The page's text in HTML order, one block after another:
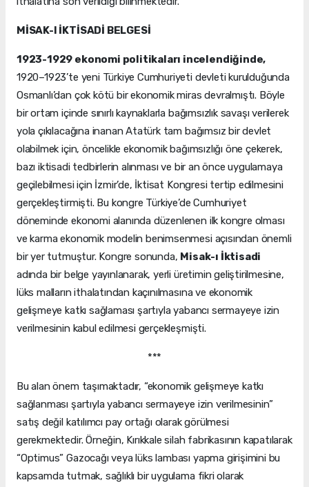
MİSAK-I İKTİSADİ BELGESİ
1923-1929 ekonomi politikaları incelendiğinde,
1920–1923’te yeni Türkiye Cumhuriyeti devleti kurulduğunda
Osmanlı’dan çok kötü bir ekonomik miras devralmıştı. Böyle
bir ortam içinde sınırlı kaynaklarla bağımsızlık savaşı verilerek
yola çıkılacağına inanan Atatürk tam bağımsız bir devlet
olabilmek için, öncelikle ekonomik bağımsızlığı öne çekerek,
bazı iktisadi tedbirlerin alınması ve bir an önce uygulamaya
geçilebilmesi için İzmir’de, İktisat Kongresi tertip edilmesini
gerçekleştirmişti. Bu kongre Türkiye’de Cumhuriyet
döneminde ekonomi alanında düzenlenen ilk kongre olması
ve karma ekonomik modelin benimsenmesi açısından önemli
bir yer tutmuştur. Kongre sonunda, Misak-ı İktisadi
adında bir belge yayınlanarak, yerli üretimin geliştirilmesine,
lüks malların ithalatından kaçınılmasına ve ekonomik
gelişmeye katkı sağlaması şartıyla yabancı sermayeye izin
verilmesinin kabul edilmesi gerçekleşmişti.
***
Bu alan önem taşımaktadır, “ekonomik gelişmeye katkı
sağlanması şartıyla yabancı sermayeye izin verilmesinin”
satış değil katılımcı pay ortağı olarak görülmesi
gerekmektedir. Örneğin, Kırıkkale silah fabrikasının kapatılarak
“Optimus” Gazocağı veya lüks lambası yapma girişimini bu
kapsamda tutmak, sağlıklı bir uygulama fikri olarak